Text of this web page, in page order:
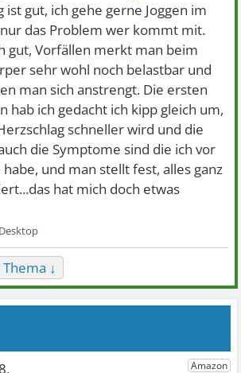
gut, ich gehe gerne Joggen im
das Problem wer kommt mit.
gut, Vorfällen merkt man beim
sehr wohl noch belastbar und
man sich anstrengt. Die ersten
hab ich gedacht ich kipp gleich um,
schneller wird und die
die Symptome sind die ich vor
und man stellt fest, alles ganz
hat mich doch etwas
↓